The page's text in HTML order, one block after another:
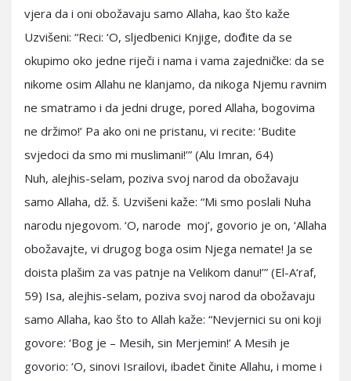
vjera da i oni obožavaju samo Allaha, kao što kaže
Uzvišeni: “Reci: ‘O, sljedbenici Knjige, dođite da se
okupimo oko jedne riječi i nama i vama zajedničke: da se
nikome osim Allahu ne klanjamo, da nikoga Njemu ravnim
ne smatramo i da jedni druge, pored Allaha, bogovima
ne držimo!’ Pa ako oni ne pristanu, vi recite: ‘Budite
svjedoci da smo mi muslimani!’” (Alu Imran, 64)
Nuh, alejhis-selam, poziva svoj narod da obožavaju
samo Allaha, dž. š. Uzvišeni kaže: “Mi smo poslali Nuha
narodu njegovom. ‘O, narode moj’, govorio je on, ‘Allaha
obožavajte, vi drugog boga osim Njega nemate! Ja se
doista plašim za vas patnje na Velikom danu!’” (El-A‘raf,
59) Isa, alejhis-selam, poziva svoj narod da obožavaju
samo Allaha, kao što to Allah kaže: “Nevjernici su oni koji
govore: ‘Bog je – Mesih, sin Merjemin!’ A Mesih je
govorio: ‘O, sinovi Israilovi, ibadet činite Allahu, i mome i